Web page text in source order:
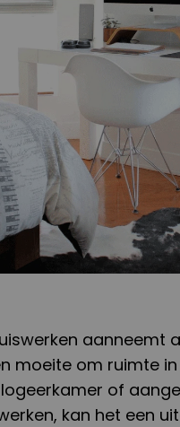
aanneemt
moeite om ruimte
of
kan het een